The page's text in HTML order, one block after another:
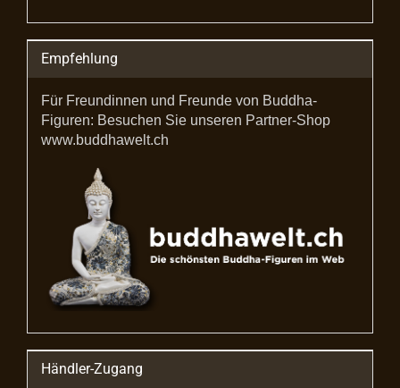
Empfehlung
Für Freundinnen und Freunde von Buddha-
Figuren: Besuchen Sie unseren Partner-Shop
www.buddhawelt.ch
Händler-Zugang